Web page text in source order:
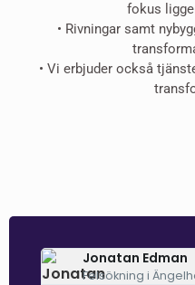
fokus
•⁠ ⁠Rivningar samt
•⁠ ⁠⁠Vi erbjuder också
Jonatan Edman
Felsökning i